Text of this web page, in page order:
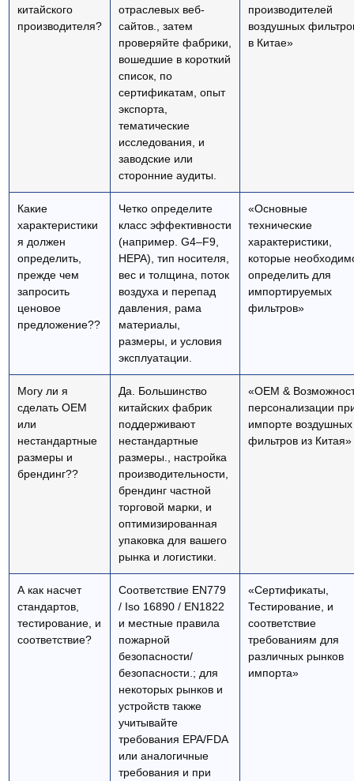
китайского
производителя?
отраслевых веб-
сайтов., затем
проверяйте фабрики,
вошедшие в короткий
список, по
сертификатам, опыт
экспорта,
тематические
исследования, и
заводские или
сторонние аудиты.
производителей
воздушных
в Китае»
Какие
характеристики
я должен
определить,
прежде чем
запросить
ценовое
предложение??
Четко определите
класс эффективности
(например. G4–F9,
HEPA), тип носителя,
вес и толщина, поток
воздуха и перепад
давления, рама
материалы,
размеры, и условия
эксплуатации.
«Основные
технические
характеристики,
которые
определить для
импортируемых
фильтров»
Могу ли я
сделать OEM
или
нестандартные
размеры и
брендинг??
Да. Большинство
китайских фабрик
поддерживают
нестандартные
размеры., настройка
производительности,
брендинг частной
торговой марки, и
оптимизированная
упаковка для вашего
рынка и логистики.
«ОЕМ &
персонализации
импорте воздушных
фильтров из Китая»
А как насчет
стандартов,
тестирование, и
соответствие?
Соответствие EN779
/ Iso 16890 / EN1822
и местные правила
пожарной
безопасности/
безопасности.; для
некоторых рынков и
устройств также
учитывайте
требования EPA/FDA
или аналогичные
требования и при
«Сертификаты,
Тестирование, и
соответствие
требованиям для
различных рынков
импорта»